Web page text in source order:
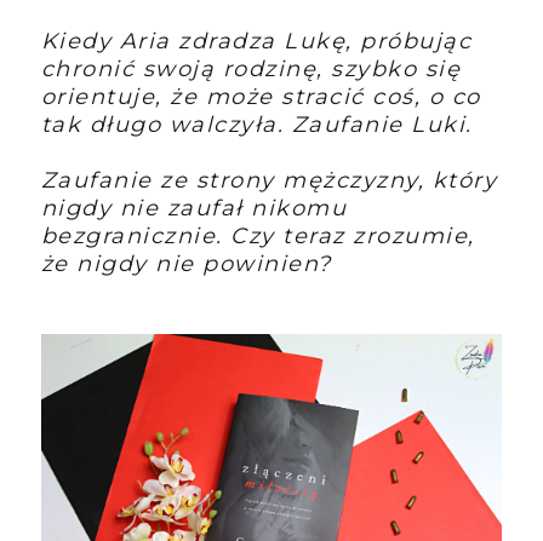
Kiedy Aria zdradza Lukę, próbując
chronić swoją rodzinę, szybko się
orientuje, że może stracić coś, o co
tak długo walczyła. Zaufanie Luki.
Zaufanie ze strony mężczyzny, który
nigdy nie zaufał nikomu
bezgranicznie. Czy teraz zrozumie,
że nigdy nie powinien?